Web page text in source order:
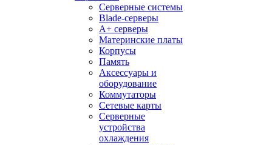
Серверные системы
Blade-серверы
A+ серверы
Материнские платы
Корпусы
Память
Аксессуары и
оборудование
Коммутаторы
Сетевые карты
Серверные
устройства
охлаждения